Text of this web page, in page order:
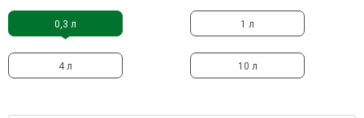
Культури
Партнери
0,3 л 1 л
4 л 10 л